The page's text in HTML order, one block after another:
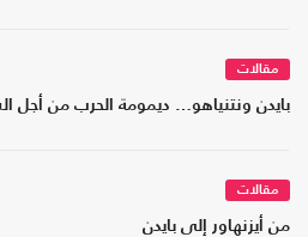
مقالات
بايدن ونتنياهو… ديمومة الحرب من أجل
مقالات
من أيزنهاور إلى بايدن